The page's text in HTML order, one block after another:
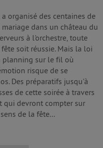
organisé des centaines de
dans un château du
à l'orchestre, toute
soit réussie. Mais la loi
planning sur le fil où
risque de se
Des préparatifs jusqu'à
de cette soirée à travers
qui devront compter sur
de la fête...